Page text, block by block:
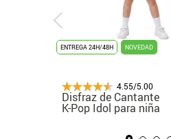
ENTREGA 3/4 DÍAS NOVEDAD
4.55/5.00
Disfraz de Preso
naranja para bebé 15.99€
ENTREGA 24H/48H NOVEDAD
4.55/5.00
Disfraz de Cantante
K-Pop Idol para niña
ENTREGA 24H/48H
Disfraz de
para hombre